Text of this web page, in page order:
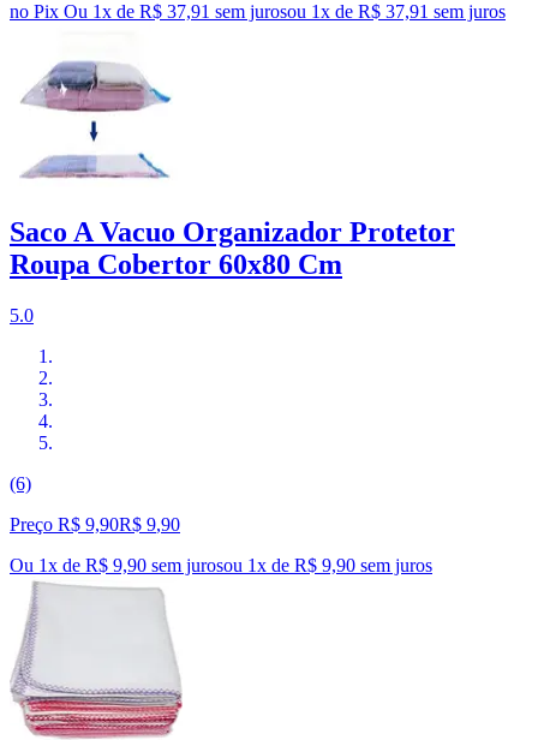
no Pix Ou 1x de R$ 37,91 sem jurosou 1x de R$ 37,91 sem juros
Saco A Vacuo Organizador Protetor
Roupa Cobertor 60x80 Cm
5.0
(6)
Preço R$ 9,90R$ 9,90
Ou 1x de R$ 9,90 sem jurosou 1x de R$ 9,90 sem juros